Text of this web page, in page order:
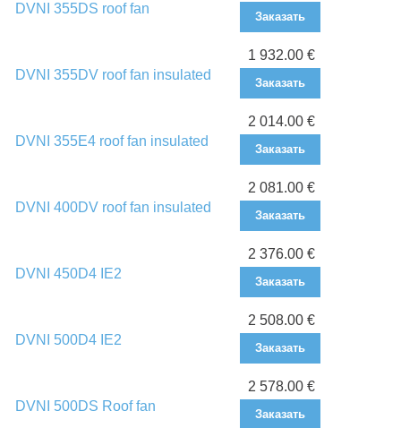
DVNI 355DS roof fan
Заказать
DVNI 355DV roof fan insulated
1 932.00 €
Заказать
DVNI 355E4 roof fan insulated
2 014.00 €
Заказать
DVNI 400DV roof fan insulated
2 081.00 €
Заказать
DVNI 450D4 IE2
2 376.00 €
Заказать
DVNI 500D4 IE2
2 508.00 €
Заказать
DVNI 500DS Roof fan
2 578.00 €
Заказать